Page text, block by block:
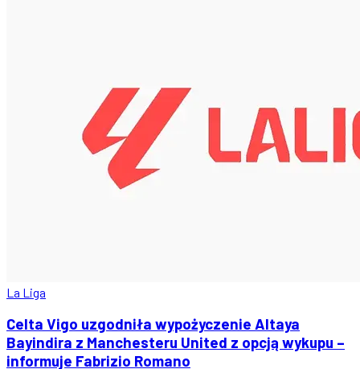
La Liga
Celta Vigo uzgodniła wypożyczenie Altaya
Bayindira z Manchesteru United z opcją wykupu –
informuje Fabrizio Romano